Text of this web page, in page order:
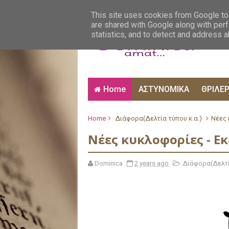
Home ΑΣΤΥΝΟΜΙΚΑ ΘΡΙΛΕΡ
Home Διάφορα(Δελτία τύπου κ.α.) Νέες
Νέες κυκλοφορίες -
Dominica 2 years ago
This site uses cookies from Google
are shared with Google along with
statistics, and to detect and address